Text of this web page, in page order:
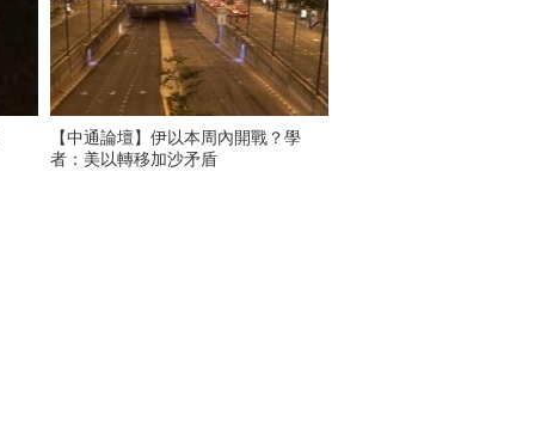
【中通論壇】伊以本周內開戰？學
者：美以轉移加沙矛盾